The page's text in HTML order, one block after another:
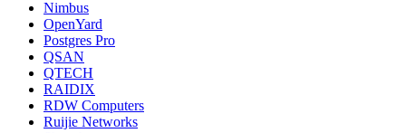
Nimbus
OpenYard
Postgres Pro
QSAN
QTECH
RAIDIX
RDW Computers
Ruijie Networks